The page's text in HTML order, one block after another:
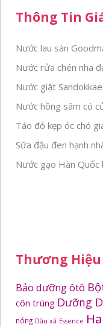
Thông Tin
Nước lau sàn
Nước rửa chén nha
Nước giặt
Nước hồng sâm có
Táo đỏ kẹp óc chó
Sữa đậu đen hạnh
Nước gạo Hàn Quốc
Thương Hiệu
Bảo dưỡng ôtô
côn trùng Dưỡng
nóng Dầu xả Essence